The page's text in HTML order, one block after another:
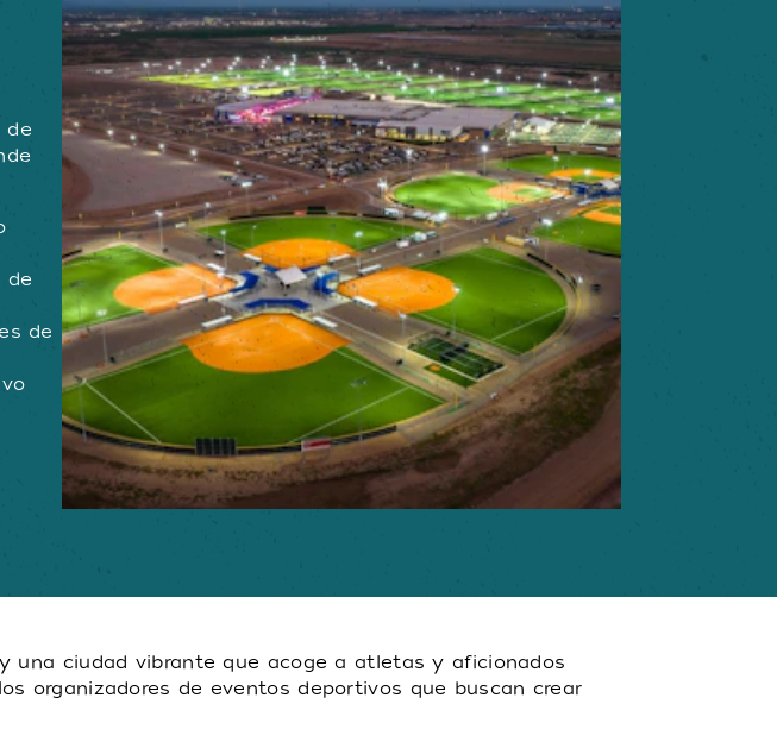
de
de
de
una ciudad vibrante que acoge a atletas y aficionados
organizadores de eventos deportivos que buscan crear